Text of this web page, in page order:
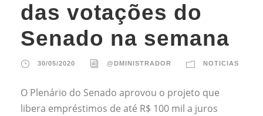
das votações do
Senado na semana
30/05/2020 @DMINISTRADOR NOTICIAS
O Plenário do Senado aprovou o projeto que
libera empréstimos de até R$ 100 mil a juros